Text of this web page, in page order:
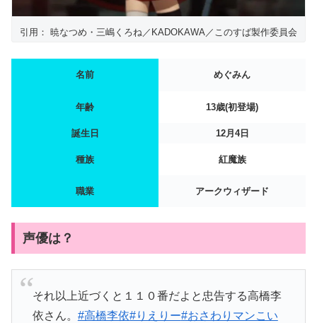
引用： 暁なつめ・三嶋くろね／KADOKAWA／このすば製作委員会
名前 めぐみん
年齢 13歳(初登場)
誕生日 12月4日
種族 紅魔族
職業 アークウィザード
声優は？
それ以上近づくと１１０番だよと忠告する高橋李
依さん。 #高橋李依#りえりー#おさわりマンこい